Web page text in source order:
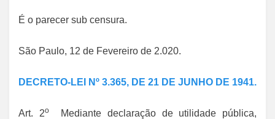
É o parecer sub censura.
São Paulo, 12 de Fevereiro de 2.020.
DECRETO-LEI Nº 3.365, DE 21 DE JUNHO DE 1941.
Art. 2oMediante declaração de utilidade pública,